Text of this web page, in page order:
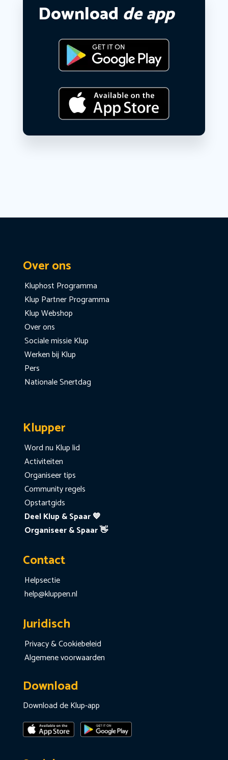
Download de app
Over ons
Kluphost Programma
Klup Partner Programma
Klup Webshop
Over ons
Sociale missie Klup
Werken bij Klup
Pers
Nationale Snertdag
Klupper
Word nu Klup lid
Activiteiten
Organiseer tips
Community regels
Opstartgids
Deel Klup & Spaar 💙
Organiseer & Spaar 👋
Contact
Helpsectie
help@kluppen.nl
Juridisch
Privacy & Cookiebeleid
Algemene voorwaarden
Download
Download de Klup-app